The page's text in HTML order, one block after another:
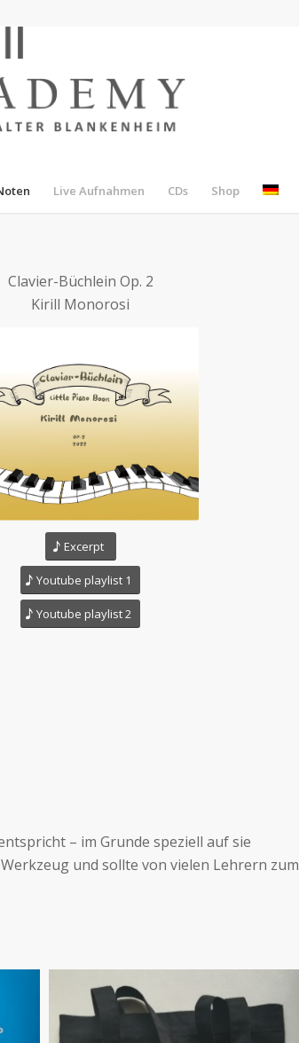
Live Aufnahmen CDs Shop
Clavier-Büchlein Op. 2
Kirill Monorosi
Excerpt
Youtube playlist 1
Youtube playlist 2
– im Grunde speziell auf sie
und sollte von vielen Lehrern zum